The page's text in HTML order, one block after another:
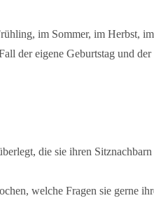
im Sommer, im Herbst,
der eigene Geburtstag und
die sie ihren Sitznachbarn
welche Fragen sie gerne